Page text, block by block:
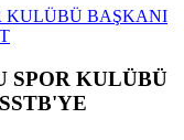
KULÜBÜ BAŞKANI
SPOR KULÜBÜ